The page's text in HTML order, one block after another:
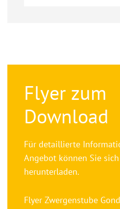
Flyer zum
Download
Für detaillierte
Angebot können Sie
herunterladen.
Flyer Zwergenstube